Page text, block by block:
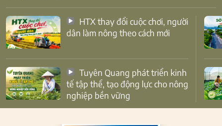
dân làm nông theo cách mới
tế tập thể, tạo động lực cho nông
nghiệp bền vững